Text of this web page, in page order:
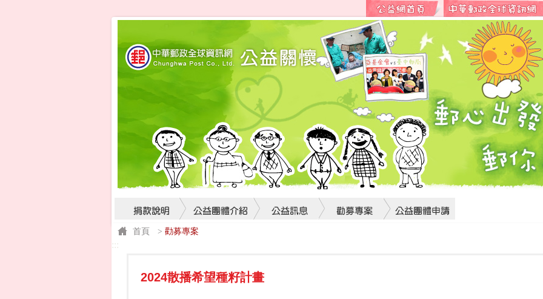
首頁 > 勸募專案
:::
2024散播希望種籽計畫